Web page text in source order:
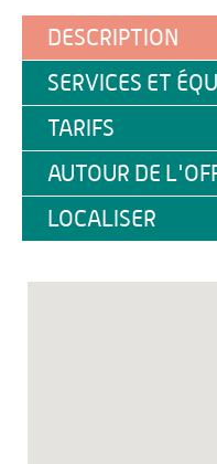
DESCRIPTION
SERVICES ET
TARIFS
AUTOUR DE
LOCALISER